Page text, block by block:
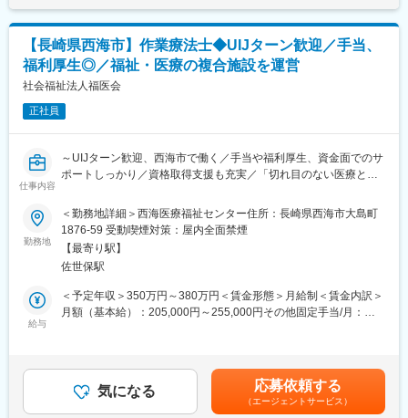
・週休2.5日制で、季節休暇は年3回、年間休日は120日、有給消
化率80％以上
・正社員の歯科衛生士は全員が年収400万円以上
祝日の振替診療もなく、オンとオフの切り替えがしやすく、無理
なく働けます。有給休暇もスタッフ同士で相談しながら取得で
き、皆でまとめて休む機会もあるなど、リフレッシュしやすい職
場です。
■日浦病院の特徴：
◎日浦病院には外来及び一般病棟・特殊疾患病棟・医療療養病
棟・地域包括ケア病棟の4病棟があります。適性に応じ配属部門は
考慮されます。また意欲に応じ、オペや内視鏡室に挑戦する機会
を得ることもできます。
◎子育て経験のあるママスタッフも多数活躍しています。お子さ
んの急な発熱などの体調不良には深い理解があります。シフトの
時間帯も柔軟性を持ち相談をいただける体制です。
■病床：
地域包括ケア病棟50床）
■来院数：2017年度実績
1日平均外来患者数 約131名、1日平均通所リハ利用者数 約41
1日平均入院患者数 約187名、一般病棟平均在院日数 18日
上下する可能性があります。月給(月額)は固定手当を含めた表記で
す。
【長崎県西海市】作業療法士◆UIJターン歓迎／手当、
福利厚生◎／福祉・医療の複合施設を運営
社会福祉法人福医会
正社員
仕事内容
～UIJターン歓迎、西海市で働く／手当や福利厚生、資金面でのサ
ポートしっかり／資格取得支援も充実／「切れ目のない医療と介
■仕事内容：
作業療法士として、利用者様の機能訓練などを担当します。
■手当しっかり：
・該当者には別途手当として以下の支給があります
精勤手当、扶養手当（最大月7500円）、配偶者手当（月5000
金救済補助、育児介護両立支援補助等など
勤務地
＜勤務地詳細＞西海医療福祉センター住所：長崎県西海市大島町
1876-59 受動喫煙対策：屋内全面禁煙
【最寄り駅】
佐世保駅
給与
＜予定年収＞350万円～380万円＜賃金形態＞月給制＜賃金内訳＞
月額（基本給）：205,000円～255,000円その他固定手当/月：
別途支給）・資格職務手当：8500～10500円・処遇改善手当：
10500～30000円・制限手当：1500～4000円賃金はあくまでも目
安の金額であり、選考を通じて上下する可能性があります。月給
気になる 応募依頼する
（エージェントサービス）